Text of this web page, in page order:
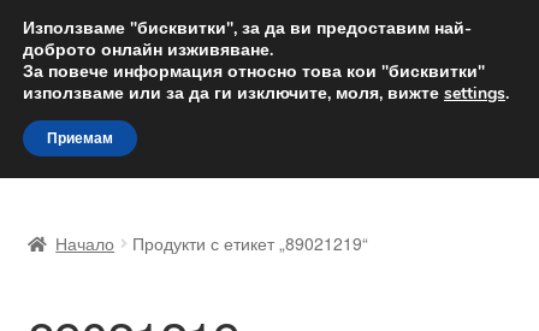
ДОСТАВКА от 12 лв.
Доставка по целия свят
Skip
to
navigation
Skip
to
content
Доставка по целия свят
Начало Продукти с етикет „89021219“
Използваме "бисквитки", за да ви предоставим най-
доброто онлайн изживяване.
За повече информация относно това кои "бисквитки"
използваме или за да ги изключите, моля, вижте settings.
Приемам